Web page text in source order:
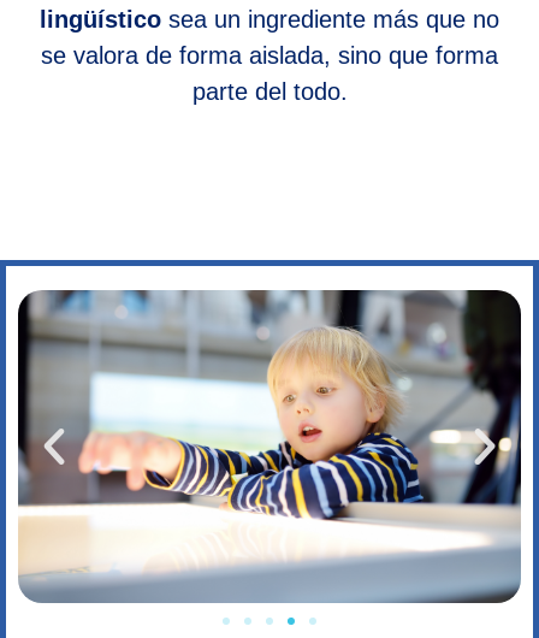
lingüístico sea un ingrediente más que no
se valora de forma aislada, sino que forma
parte del todo.